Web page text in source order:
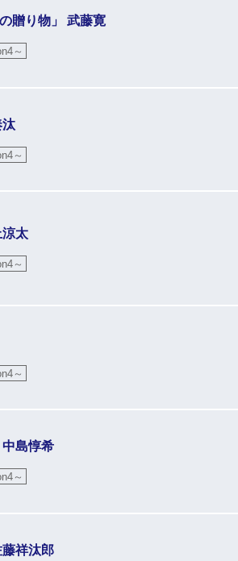
贈り物」 武藤寛
～
汰
～
涼太
～
～
島惇希
～
祥汰郎